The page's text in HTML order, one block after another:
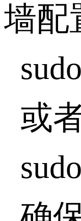
墙配
或